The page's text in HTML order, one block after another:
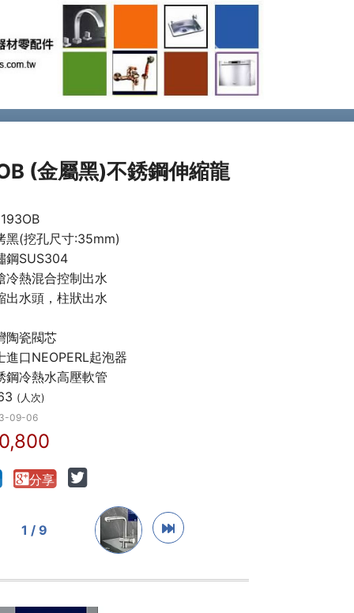
Next
(金屬黑)不銹鋼伸縮龍
黑(挖孔尺寸:35mm)
鋼SUS304
冷熱混合控制出水
出水頭，柱狀出水
陶瓷閥芯
進口NEOPERL起泡器
鋼冷熱水高壓軟管
(人次)
09-06
1 / 9